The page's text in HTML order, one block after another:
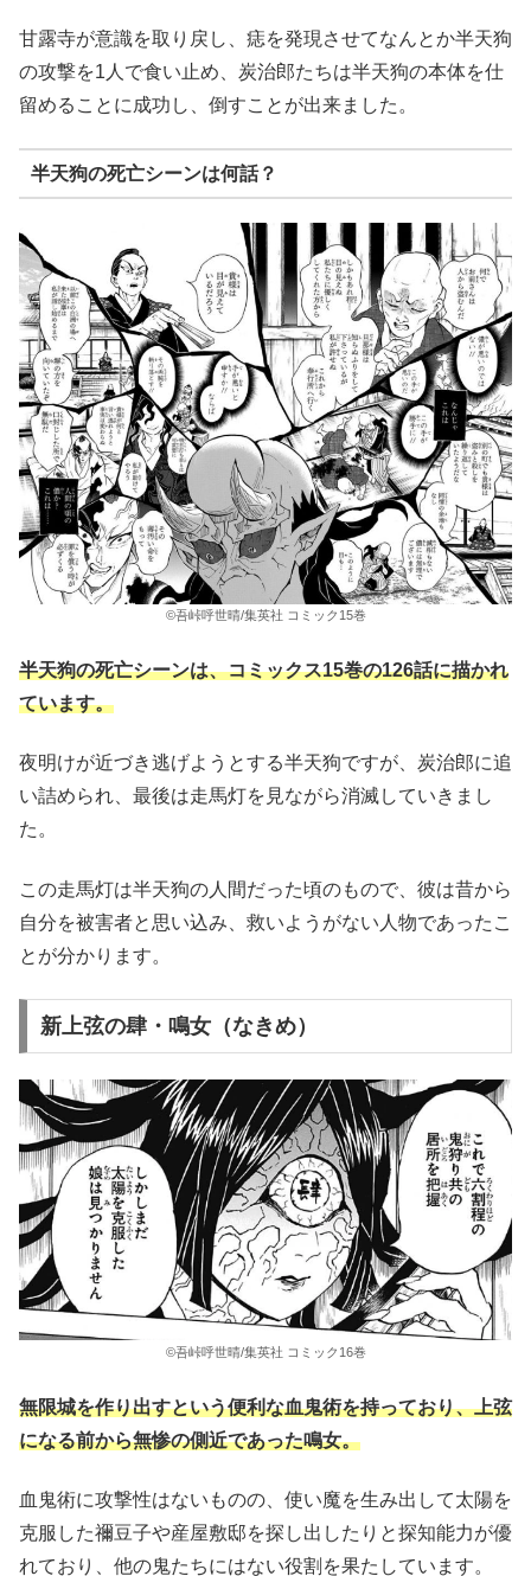
甘露寺が意識を取り戻し、痣を発現させてなんとか半天狗
の攻撃を1人で食い止め、炭治郎たちは半天狗の本体を仕
留めることに成功し、倒すことが出来ました。
半天狗の死亡シーンは何話？
©吾峠呼世晴/集英社 コミック15巻
半天狗の死亡シーンは、コミックス15巻の126話に描かれ
ています。
夜明けが近づき逃げようとする半天狗ですが、炭治郎に追
い詰められ、最後は走馬灯を見ながら消滅していきまし
た。
この走馬灯は半天狗の人間だった頃のもので、彼は昔から
自分を被害者と思い込み、救いようがない人物であったこ
とが分かります。
新上弦の肆・鳴女（なきめ）
©吾峠呼世晴/集英社 コミック16巻
無限城を作り出すという便利な血鬼術を持っており、上弦
になる前から無惨の側近であった鳴女。
血鬼術に攻撃性はないものの、使い魔を生み出して太陽を
克服した禰豆子や産屋敷邸を探し出したりと探知能力が優
れており、他の鬼たちにはない役割を果たしています。